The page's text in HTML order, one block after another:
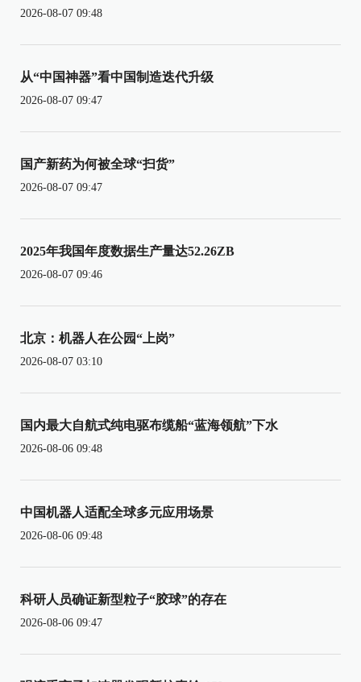
2026-08-07 09:48
从“中国神器”看中国制造迭代升级
2026-08-07 09:47
国产新药为何被全球“扫货”
2026-08-07 09:47
2025年我国年度数据生产量达52.26ZB
2026-08-07 09:46
北京：机器人在公园“上岗”
2026-08-07 03:10
国内最大自航式纯电驱布缆船“蓝海领航”下水
2026-08-06 09:48
中国机器人适配全球多元应用场景
2026-08-06 09:48
科研人员确证新型粒子“胶球”的存在
2026-08-06 09:47